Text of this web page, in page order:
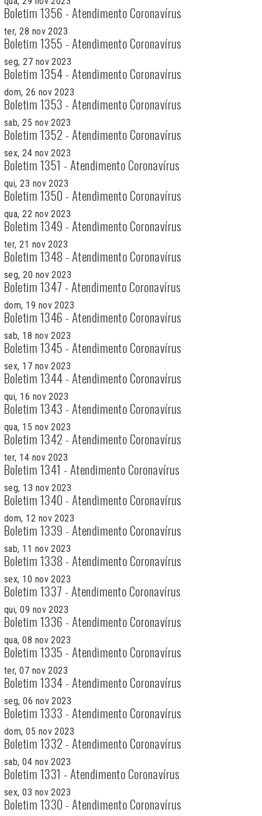
Boletim 1356 - Atendimento Coronavírus
ter, 28 nov 2023
Boletim 1355 - Atendimento Coronavírus
seg, 27 nov 2023
Boletim 1354 - Atendimento Coronavírus
dom, 26 nov 2023
Boletim 1353 - Atendimento Coronavírus
sab, 25 nov 2023
Boletim 1352 - Atendimento Coronavírus
sex, 24 nov 2023
Boletim 1351 - Atendimento Coronavírus
qui, 23 nov 2023
Boletim 1350 - Atendimento Coronavírus
qua, 22 nov 2023
Boletim 1349 - Atendimento Coronavírus
ter, 21 nov 2023
Boletim 1348 - Atendimento Coronavírus
seg, 20 nov 2023
Boletim 1347 - Atendimento Coronavírus
dom, 19 nov 2023
Boletim 1346 - Atendimento Coronavírus
sab, 18 nov 2023
Boletim 1345 - Atendimento Coronavírus
sex, 17 nov 2023
Boletim 1344 - Atendimento Coronavírus
qui, 16 nov 2023
Boletim 1343 - Atendimento Coronavírus
qua, 15 nov 2023
Boletim 1342 - Atendimento Coronavírus
ter, 14 nov 2023
Boletim 1341 - Atendimento Coronavírus
seg, 13 nov 2023
Boletim 1340 - Atendimento Coronavírus
dom, 12 nov 2023
Boletim 1339 - Atendimento Coronavírus
sab, 11 nov 2023
Boletim 1338 - Atendimento Coronavírus
sex, 10 nov 2023
Boletim 1337 - Atendimento Coronavírus
qui, 09 nov 2023
Boletim 1336 - Atendimento Coronavírus
qua, 08 nov 2023
Boletim 1335 - Atendimento Coronavírus
ter, 07 nov 2023
Boletim 1334 - Atendimento Coronavírus
seg, 06 nov 2023
Boletim 1333 - Atendimento Coronavírus
dom, 05 nov 2023
Boletim 1332 - Atendimento Coronavírus
sab, 04 nov 2023
Boletim 1331 - Atendimento Coronavírus
sex, 03 nov 2023
Boletim 1330 - Atendimento Coronavírus